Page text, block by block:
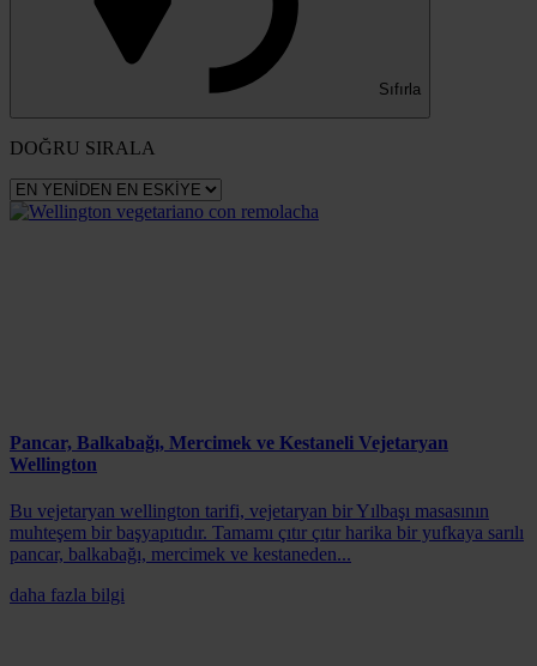
Sıfırla
DOĞRU SIRALA
Pancar, Balkabağı, Mercimek ve Kestaneli Vejetaryan
Wellington
Bu vejetaryan wellington tarifi, vejetaryan bir Yılbaşı masasının
muhteşem bir başyapıtıdır. Tamamı çıtır çıtır harika bir yufkaya sarılı
pancar, balkabağı, mercimek ve kestaneden...
daha fazla bilgi